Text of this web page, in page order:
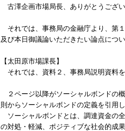
古澤企画市場局長、ありがとうござい
それでは、事務局の金融庁より、第
及び本日御議論いただきたい論点につ
【太田原市場課長】
それでは、資料２、事務局説明資料を
２ページ以降がソーシャルボンドの
則からソーシャルボンドの定義を引用し
ソーシャルボンドとは、調達資金の
の対処・軽減、ポジティブな社会的成